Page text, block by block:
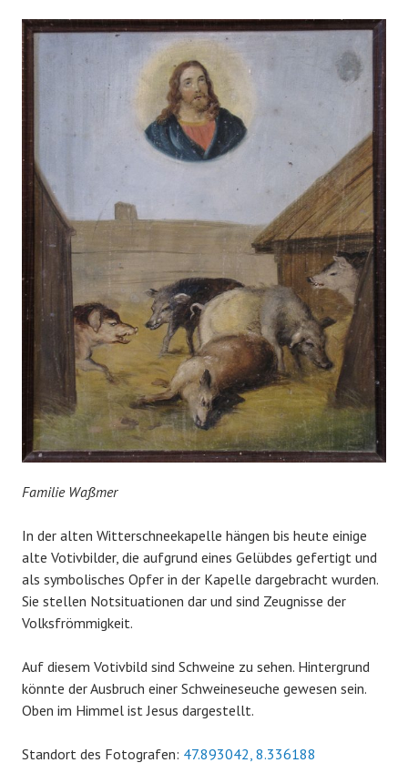
Familie Waßmer
In der alten Witterschneekapelle hängen bis heute einige
alte Votivbilder, die aufgrund eines Gelübdes gefertigt und
als symbolisches Opfer in der Kapelle dargebracht wurden.
Sie stellen Notsituationen dar und sind Zeugnisse der
Volksfrömmigkeit.
Auf diesem Votivbild sind Schweine zu sehen. Hintergrund
könnte der Ausbruch einer Schweineseuche gewesen sein.
Oben im Himmel ist Jesus dargestellt.
Standort des Fotografen: 47.893042, 8.336188